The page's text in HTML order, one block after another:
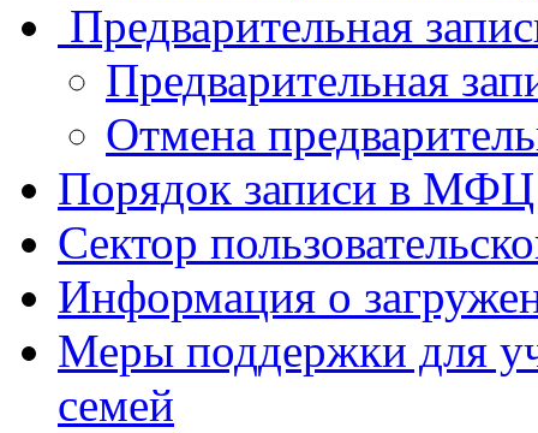
Предварительная
Предварительная
Отмена
Порядок записи в МФЦ
Сектор
Информация о
Меры поддержки для
семей